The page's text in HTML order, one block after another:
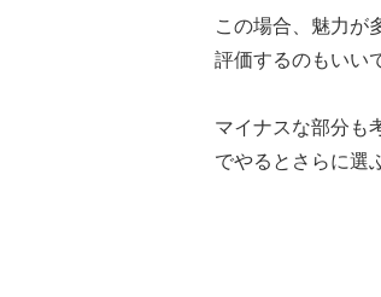
この場合、魅力が
評価するのもいい
マイナスな部分も
でやるとさらに選